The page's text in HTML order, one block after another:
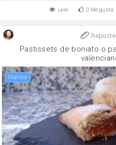
Leer 0 Me gusta
Pastissets de boniato o
harina